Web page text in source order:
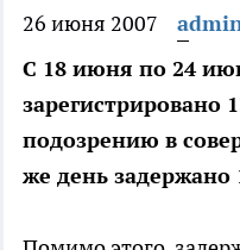
26 июня 2007
С 18 июня по 24
зарегистрировано
подозрению в
же день задержано